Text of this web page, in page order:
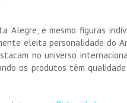
Alegre, e mesmo figuras
eleita personalidade do
no universo
os produtos têm